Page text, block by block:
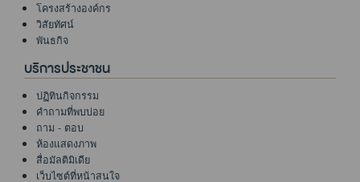
โครงสร้างองค์กร
วิสัยทัศน์
พันธกิจ
บริการประชาชน
ปฏิทินกิจกรรม
คำถามที่พบบ่อย
ถาม - ตอบ
ห้องแสดงภาพ
สื่อมัลติมิเดีย
เว็บไซต์ที่หน้าสนใจ